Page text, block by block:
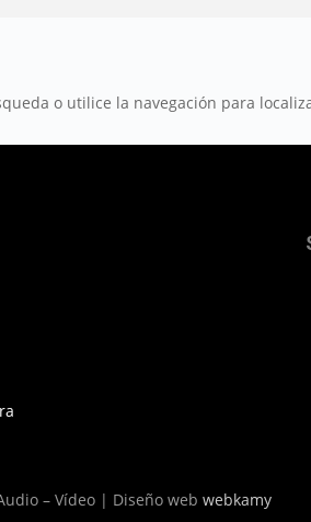
o utilice la navegación para
– Vídeo | Diseño web webkamy